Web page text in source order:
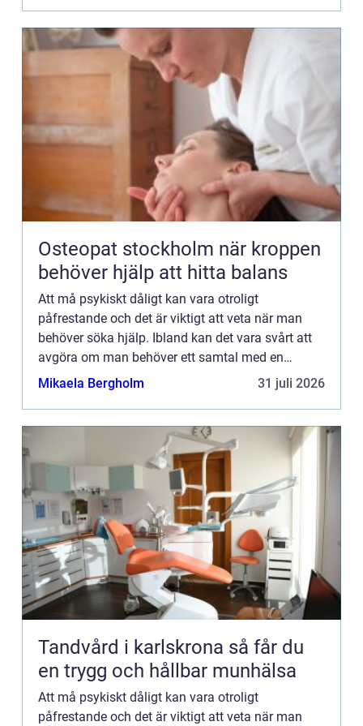
Osteopat stockholm när kroppen
behöver hjälp att hitta balans
Att må psykiskt dåligt kan vara otroligt
påfrestande och det är viktigt att veta när man
behöver söka hjälp. Ibland kan det vara svårt att
avgöra om man behöver ett samtal med en
psykolog eller om det är dags att söka upp en
Mikaela Bergholm 31 juli 2026
Tandvård i karlskrona så får du
en trygg och hållbar munhälsa
Att må psykiskt dåligt kan vara otroligt
påfrestande och det är viktigt att veta när man